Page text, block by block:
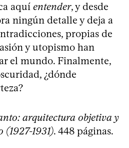
aquí entender, y desde
ningún detalle y deja a
propias de
y utopismo han
el mundo. Finalmente,
¿dónde
arquitectura objetiva y
1931). 448 páginas.